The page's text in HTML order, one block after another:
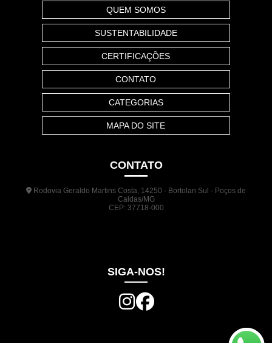
QUEM SOMOS
SUSTENTABILIDADE
CERTIFICAÇÕES
CONTATO
CATEGORIAS
MAPA DO SITE
CONTATO
Rodovia Geraldo Martins Costa, 14250 - Bortolan Sul - Poços de
Caldas/MG
CEP: 37718-000
SIGA-NOS!